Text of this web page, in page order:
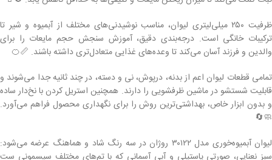
ظرفیت ۲۵۰ میلی‌لیتری لیوان، مناسب نوشیدنی‌های مختلف از آبمیوه و شیر تا
ترکیبات خانگی است. درجه‌بندی دقیق، آموزش سنجش حجم مایعات را برای
والدین و فرزند آسان می‌کند تا وعده‌های غذایی متعادل‌تری داشته باشند. 📏🍊
تمامی قطعات لیوان اعم از بدنه، درپوش، نی و دسته، در چند ثانیه جدا می‌شوند و
قابلیت شستشو در ماشین ظرفشویی را دارند. همچنین استریل کردن با نخ‌دار ساده
و بدون ابزار خاص، بهداشتی‌ترین روش را برای نگهداری محصول فراهم می‌آورد.
🧼🔄
لیوان آبمیوه‌خوری مدل ۳۰۱۲۲ روژان در سه رنگ شاد و هماهنگ عرضه می‌شود:
سبز نعنایی، صورتی پاستیلی و آبی آسمانی که با تم‌های مختلف سیسمونی ست